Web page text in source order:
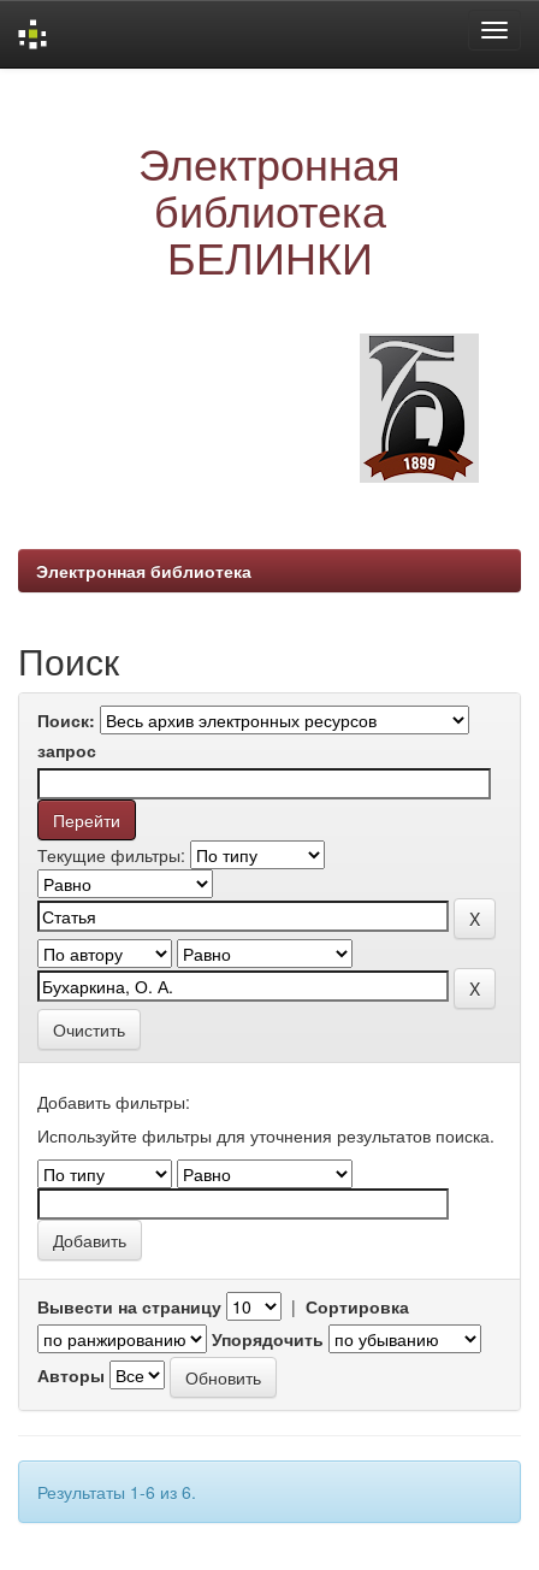
Электронная
библиотека
БЕЛИНКИ
Электронная библиотека
Поиск
Поиск:
запрос
Текущие фильтры:
Очистить
Добавить фильтры:
Используйте фильтры для уточнения результатов поиска.
Вывести на страницу | Сортировка
Упорядочить
Авторы
Результаты 1-6 из 6.